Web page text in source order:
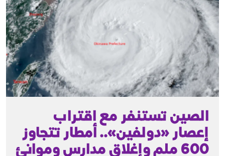
الصين تستنفر مع اقتراب
إعصار «دولفين».. أمطار تتجاوز
600 ملم وإغلاق مدارس وموانئ